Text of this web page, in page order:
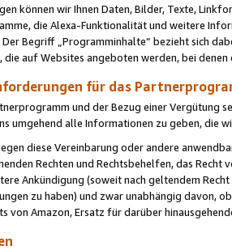
können wir Ihnen Daten, Bilder, Texte,
die Alexa-Funktionalität und weitere
Begriff „Programminhalte“ bezieht sich
auf Websites angeboten werden, bei
für das
und der Bezug einer Vergütung
umgehend alle Informationen zu geben, die
diese Vereinbarung oder andere
Rechten und Rechtsbehelfen, das
Ankündigung (soweit nach geltendem
zu haben) und zwar unabhängig davon,
von Amazon, Ersatz für darüber